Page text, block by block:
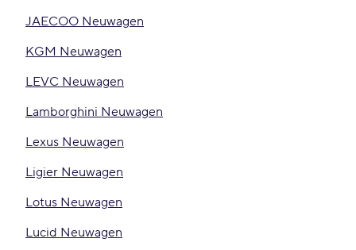
JAECOO Neuwagen
KGM Neuwagen
LEVC Neuwagen
Lamborghini Neuwagen
Lexus Neuwagen
Ligier Neuwagen
Lotus Neuwagen
Lucid Neuwagen